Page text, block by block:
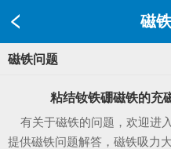
磁
磁铁问题
粘结钕铁硼磁铁的充
有关于磁铁的问题，欢迎进
提供磁铁问题解答，磁铁吸力